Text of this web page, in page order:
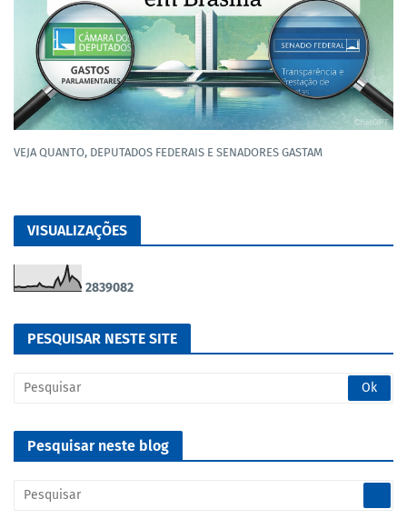
VEJA QUANTO, DEPUTADOS FEDERAIS E SENADORES GASTAM
VISUALIZAÇÕES
2839082
PESQUISAR NESTE SITE
Pesquisar neste blog